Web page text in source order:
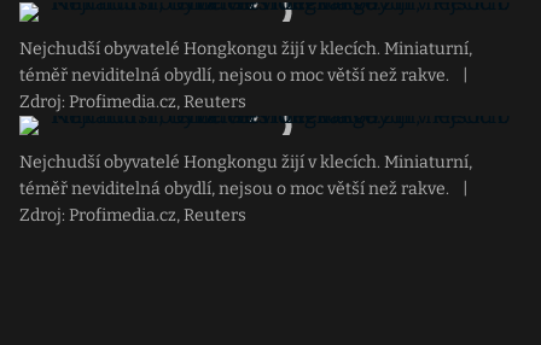
Nejchudší obyvatelé Hongkongu žijí v klecích. Miniaturní,
téměř neviditelná obydlí, nejsou o moc větší než rakve.
Zdroj: Profimedia.cz, Reuters
Nejchudší obyvatelé Hongkongu žijí v klecích. Miniaturní,
téměř neviditelná obydlí, nejsou o moc větší než rakve.
Zdroj: Profimedia.cz, Reuters